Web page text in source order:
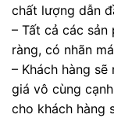
chất lượng dẫn
– Tất cả các
ràng, có nhãn
– Khách hàng
giá vô cùng
cho khách hàng